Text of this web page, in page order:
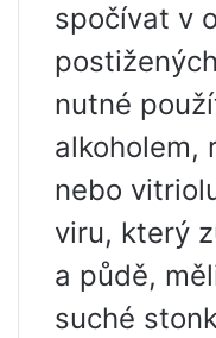
spočívat v
nutné
alkoholem,
nebo
viru, který
a půdě,
suché